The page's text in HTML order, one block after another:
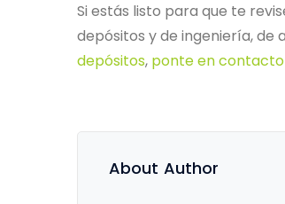
Si estás listo para que te
depósitos y de ingeniería, de
depósitos, ponte en
About Author